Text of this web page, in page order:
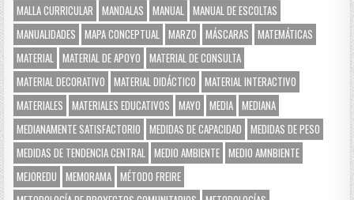
MALLA CURRICULAR
MANDALAS MANUAL
MANUAL DE ESCOLTAS
MANUALIDADES
MAPA CONCEPTUAL MARZO MÁSCARAS
MATEMÁTICAS
MATERIAL
MATERIAL DE APOYO
MATERIAL DE CONSULTA
MATERIAL DECORATIVO
MATERIAL DIDÁCTICO
MATERIAL INTERACTIVO
MATERIALES
MATERIALES EDUCATIVOS MAYO MEDIA MEDIANA
MEDIANAMENTE SATISFACTORIO
MEDIDAS DE CAPACIDAD
MEDIDAS DE PESO
MEDIDAS DE TENDENCIA CENTRAL
MEDIO AMBIENTE MEDIO AMNBIENTE
MEJOREDU
MEMORAMA MÉTODO FREIRE